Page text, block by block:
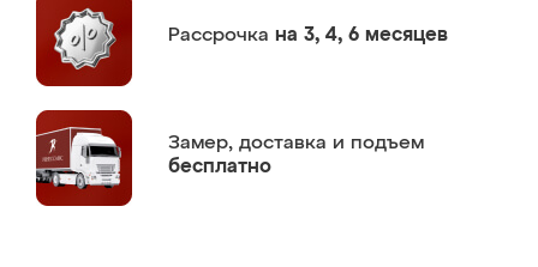
Рассрочка на 3, 4, 6 месяцев
Замер, доставка и подъем
бесплатно